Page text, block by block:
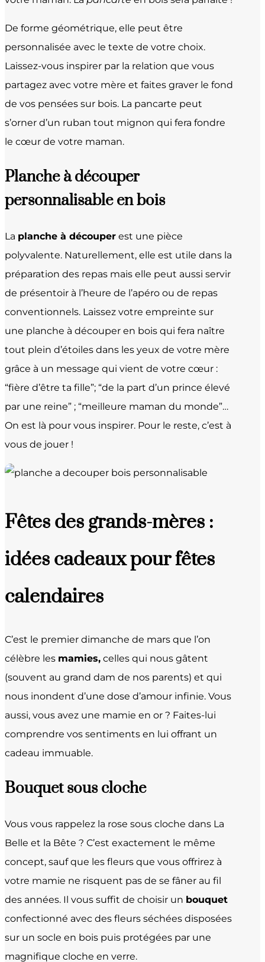
De forme géométrique, elle peut être
personnalisée avec le texte de votre choix.
Laissez-vous inspirer par la relation que vous
partagez avec votre mère et faites graver le fond
de vos pensées sur bois. La pancarte peut
s’orner d’un ruban tout mignon qui fera fondre
le cœur de votre maman.
Planche à découper
personnalisable en bois
La planche à découper est une pièce
polyvalente. Naturellement, elle est utile dans la
préparation des repas mais elle peut aussi servir
de présentoir à l’heure de l’apéro ou de repas
conventionnels. Laissez votre empreinte sur
une planche à découper en bois qui fera naître
tout plein d’étoiles dans les yeux de votre mère
grâce à un message qui vient de votre cœur :
“fière d’être ta fille”; “de la part d’un prince élevé
par une reine” ; “meilleure maman du monde”…
On est là pour vous inspirer. Pour le reste, c’est à
vous de jouer !
Fêtes des grands-mères :
idées cadeaux pour fêtes
calendaires
C’est le premier dimanche de mars que l’on
célèbre les mamies, celles qui nous gâtent
(souvent au grand dam de nos parents) et qui
nous inondent d’une dose d’amour infinie. Vous
aussi, vous avez une mamie en or ? Faites-lui
comprendre vos sentiments en lui offrant un
cadeau immuable.
Bouquet sous cloche
Vous vous rappelez la rose sous cloche dans La
Belle et la Bête ? C’est exactement le même
concept, sauf que les fleurs que vous offrirez à
votre mamie ne risquent pas de se fâner au fil
des années. Il vous suffit de choisir un bouquet
confectionné avec des fleurs séchées disposées
sur un socle en bois puis protégées par une
magnifique cloche en verre.